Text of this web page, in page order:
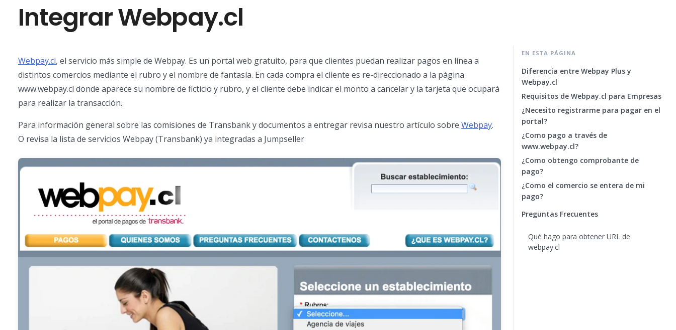
Integrar Webpay.cl
Webpay.cl, el servicio más simple de Webpay. Es un portal web gratuito, para que clientes puedan realizar pagos en línea a
distintos comercios mediante el rubro y el nombre de fantasía. En cada compra el cliente es re-direccionado a la página
www.webpay.cl donde aparece su nombre de ficticio y rubro, y el cliente debe indicar el monto a cancelar y la tarjeta que ocupará
para realizar la transacción.
Para información general sobre las comisiones de Transbank y documentos a entregar revisa nuestro artículo sobre Webpay.
O revisa la lista de servicios Webpay (Transbank) ya integradas a Jumpseller
EN ESTA PÁGINA
Diferencia entre Webpay Plus y
Webpay.cl
Requisitos de Webpay.cl para Empresas
¿Necesito registrarme para pagar en el
portal?
¿Como pago a través de
www.webpay.cl?
¿Como obtengo comprobante de
pago?
¿Como el comercio se entera de mi
pago?
Preguntas Frecuentes
Qué hago para obtener URL de
webpay.cl